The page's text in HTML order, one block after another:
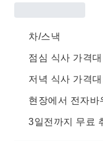
차/스낵
점심 식사 가격
저녁 식사 가격
현장에서 전자바
3일전까지 무료